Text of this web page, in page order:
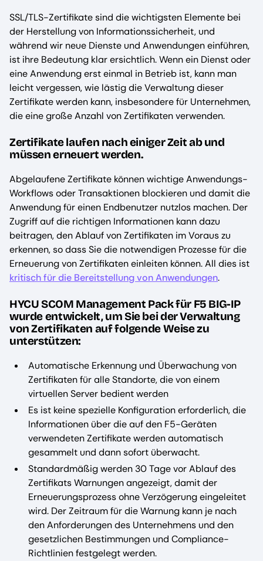
SSL/TLS-Zertifikate sind die wichtigsten Elemente bei
der Herstellung von Informationssicherheit, und
während wir neue Dienste und Anwendungen einführen,
ist ihre Bedeutung klar ersichtlich. Wenn ein Dienst oder
eine Anwendung erst einmal in Betrieb ist, kann man
leicht vergessen, wie lästig die Verwaltung dieser
Zertifikate werden kann, insbesondere für Unternehmen,
die eine große Anzahl von Zertifikaten verwenden.
Zertifikate laufen nach einiger Zeit ab und
müssen erneuert werden.
Abgelaufene Zertifikate können wichtige Anwendungs-
Workflows oder Transaktionen blockieren und damit die
Anwendung für einen Endbenutzer nutzlos machen. Der
Zugriff auf die richtigen Informationen kann dazu
beitragen, den Ablauf von Zertifikaten im Voraus zu
erkennen, so dass Sie die notwendigen Prozesse für die
Erneuerung von Zertifikaten einleiten können. All dies ist
kritisch für die Bereitstellung von Anwendungen.
‍HYCU SCOM Management Pack für F5 BIG-IP
wurde entwickelt, um Sie bei der Verwaltung
von Zertifikaten auf folgende Weise zu
unterstützen:
Automatische Erkennung und Überwachung von
Zertifikaten für alle Standorte, die von einem
virtuellen Server bedient werden
Es ist keine spezielle Konfiguration erforderlich, die
Informationen über die auf den F5-Geräten
verwendeten Zertifikate werden automatisch
gesammelt und dann sofort überwacht.
Standardmäßig werden 30 Tage vor Ablauf des
Zertifikats Warnungen angezeigt, damit der
Erneuerungsprozess ohne Verzögerung eingeleitet
wird. Der Zeitraum für die Warnung kann je nach
den Anforderungen des Unternehmens und den
gesetzlichen Bestimmungen und Compliance-
Richtlinien festgelegt werden.